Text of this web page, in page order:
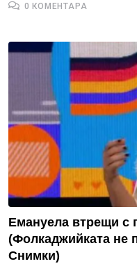
0 КОМЕНТАРА
Емануела втрещи с
(Фолкаджийката не
Снимки)